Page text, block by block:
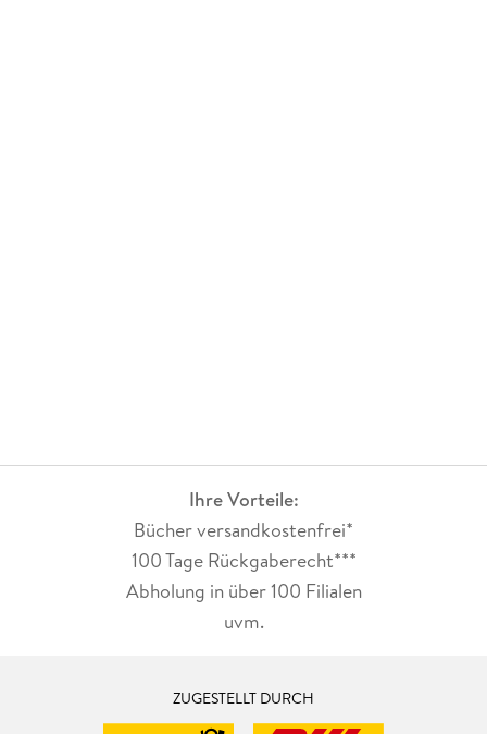
Ihre Vorteile:
Bücher versandkostenfrei*
100 Tage Rückgaberecht***
Abholung in über 100 Filialen
uvm.
ZUGESTELLT DURCH